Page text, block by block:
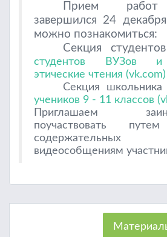
Прием работ
завершился 24
можно познакомиться:
Секция
студентов ВУЗов и
этические чтения (vk.com)
Секция школьника
учеников 9 - 11 классов
Приглашаем
поучаствовать
содержательных
видеособщениям